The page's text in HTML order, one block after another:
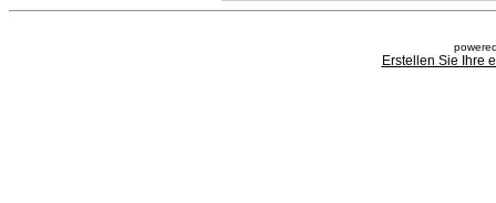
Erstellen Sie Ihre